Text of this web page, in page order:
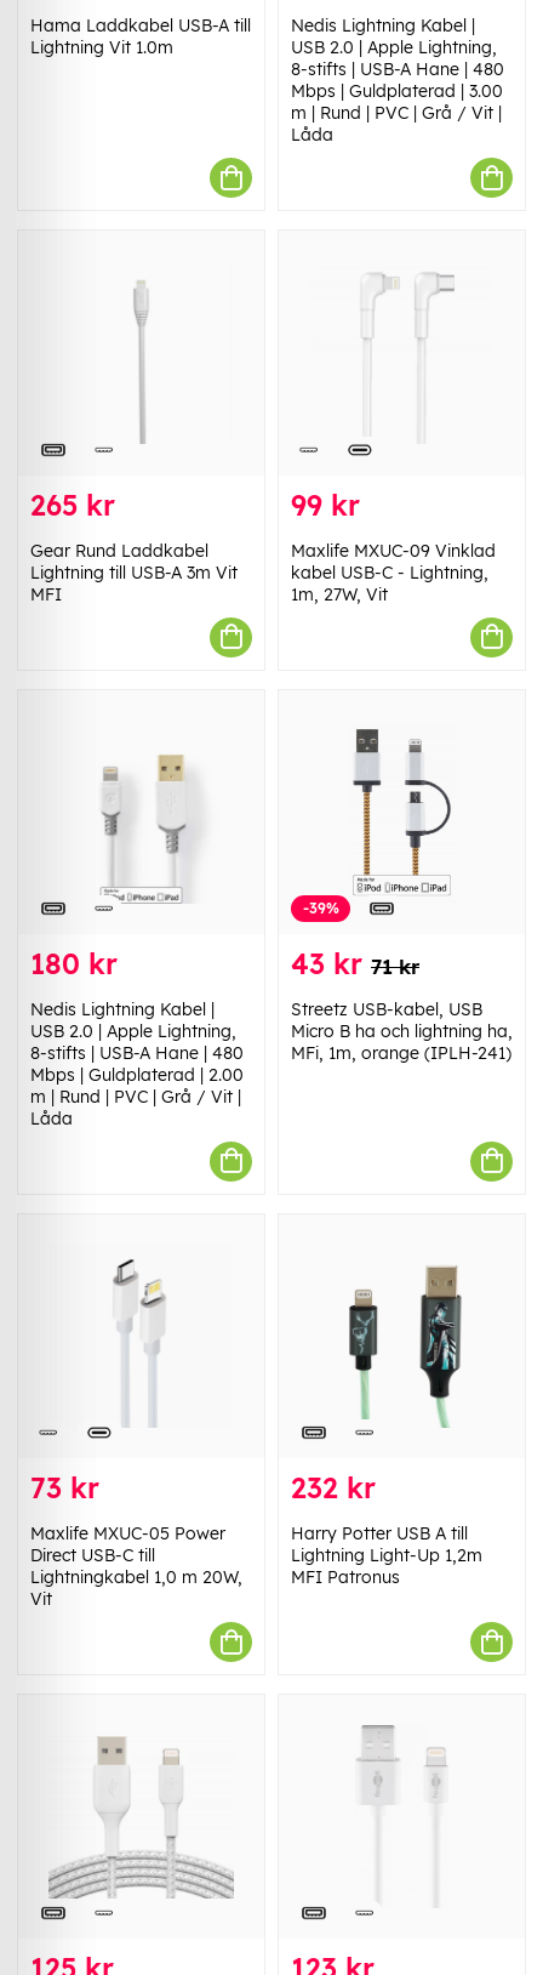
Hama Laddkabel USB-A till
Lightning Vit 1.0m
Nedis Lightning Kabel |
USB 2.0 | Apple Lightning,
8-stifts | USB-A Hane | 480
Mbps | Guldplaterad | 3.00
m | Rund | PVC | Grå / Vit |
Låda
265 kr
Gear Rund Laddkabel
Lightning till USB-A 3m Vit
MFI
99 kr
Maxlife MXUC-09 Vinklad
kabel USB-C - Lightning,
1m, 27W, Vit
180 kr
Nedis Lightning Kabel |
USB 2.0 | Apple Lightning,
8-stifts | USB-A Hane | 480
Mbps | Guldplaterad | 2.00
m | Rund | PVC | Grå / Vit |
Låda
-39%
43 kr 71 kr
Streetz USB-kabel, USB
Micro B ha och lightning ha,
MFi, 1m, orange (IPLH-241)
73 kr
Maxlife MXUC-05 Power
Direct USB-C till
Lightningkabel 1,0 m 20W,
Vit
232 kr
Harry Potter USB A till
Lightning Light-Up 1,2m
MFI Patronus